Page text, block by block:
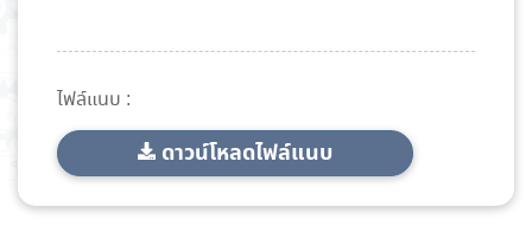
ไฟล์แนบ :
ดาวน์โหลดไฟล์แนบ